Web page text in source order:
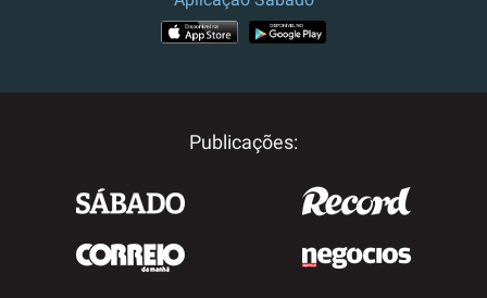
Publicações: